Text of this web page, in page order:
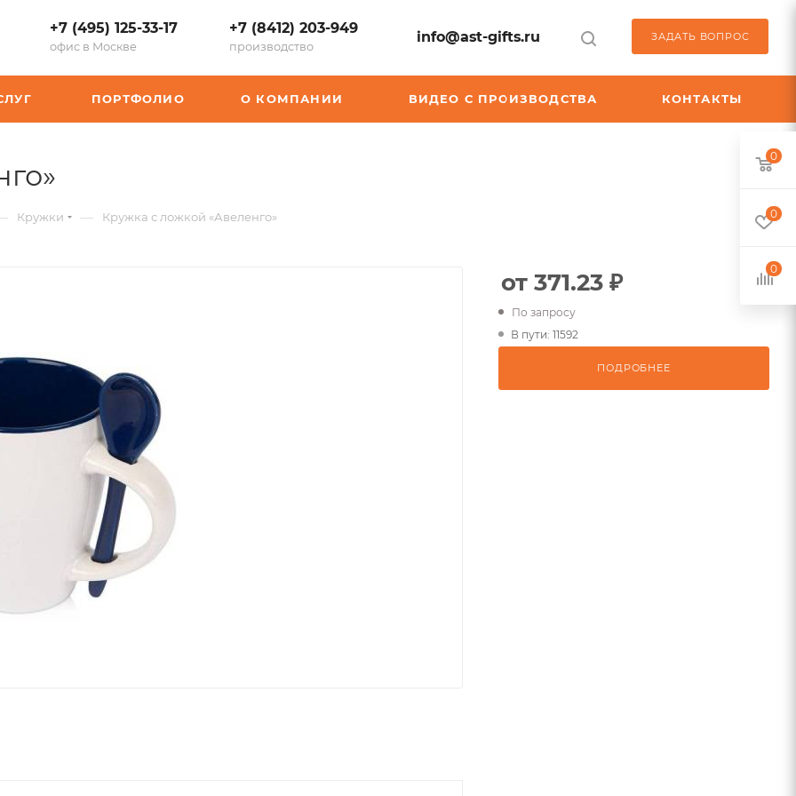
+7 (495) 125-33-17
офис в Москве
+7 (8412) 203-949
производство
info@ast-gifts.ru ЗАДАТЬ ВОПРОС
ПОРТФОЛИО О КОМПАНИИ ВИДЕО С ПРОИЗВОДСТВА КОНТАКТЫ
арт.:
Кружки — Кружка с ложкой «Авеленго»
от 371.23 ₽
По запросу
В пути: 11592
ПОДРОБНЕЕ
0
0
0